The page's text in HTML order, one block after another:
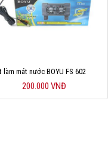
làm mát nước BOYU FS 602
200.000 VNĐ
Phụ kiện
& Phụ kiện
cá Koi